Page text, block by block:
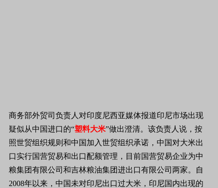
商务部外贸司负责人对印度尼西亚媒体报道印尼市场出现
疑似从中国进口的“塑料大米”做出澄清。该负责人说，按
照世贸组织规则和中国加入世贸组织承诺，中国对大米出
口实行国营贸易和出口配额管理，目前国营贸易企业为中
粮集团有限公司和吉林粮油集团进出口有限公司两家。自
2008年以来，中国未对印尼出口过大米，印尼国内出现的